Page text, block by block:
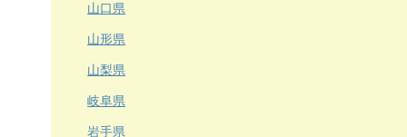
山口県
山形県
山梨県
岐阜県
岩手県